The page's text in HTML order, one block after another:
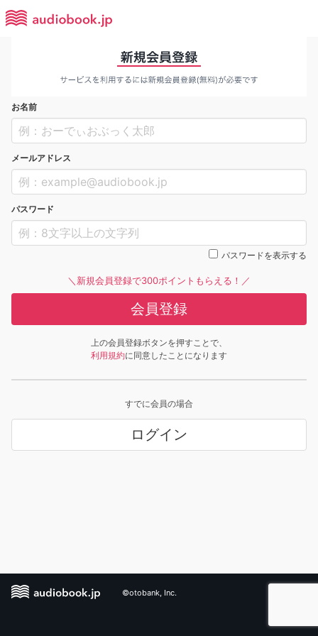
お名前
メールアドレス
パスワード
パスワードを表示する
＼新規会員登録で300ポイントもらえる！／
会員登録
上の会員登録ボタンを押すことで、
利用規約に同意したことになります
すでに会員の場合
ログイン
©otobank, Inc.